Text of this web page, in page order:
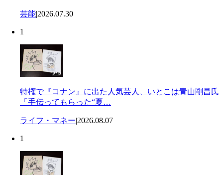
芸能|2026.07.30
1
特権で『コナン』に出た人気芸人、いとこは青山剛昌氏
「手伝ってもらった“夏…
ライフ・マネー|2026.08.07
1